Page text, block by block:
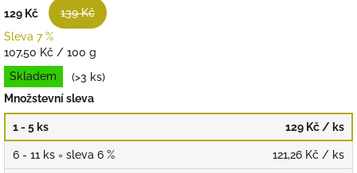
129 Kč
139 Kč
Sleva 7 %
Měrná
cena:
107,50 Kč / 100 g
Skladem
(>3 ks)
Množstevní sleva
1 - 5 ks 129 Kč / ks
6 - 11 ks = sleva 6 % 121,26 Kč / ks